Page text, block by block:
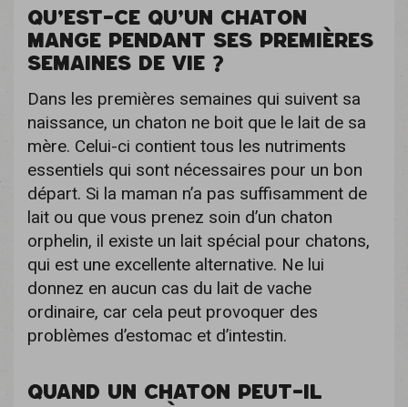
QU’EST-CE QU’UN CHATON
MANGE PENDANT SES PREMIÈRES
SEMAINES DE VIE ?
Dans les premières semaines qui suivent sa
naissance, un chaton ne boit que le lait de sa
mère. Celui-ci contient tous les nutriments
essentiels qui sont nécessaires pour un bon
départ. Si la maman n’a pas suffisamment de
lait ou que vous prenez soin d’un chaton
orphelin, il existe un lait spécial pour chatons,
qui est une excellente alternative. Ne lui
donnez en aucun cas du lait de vache
ordinaire, car cela peut provoquer des
problèmes d’estomac et d’intestin.
QUAND UN CHATON PEUT-IL